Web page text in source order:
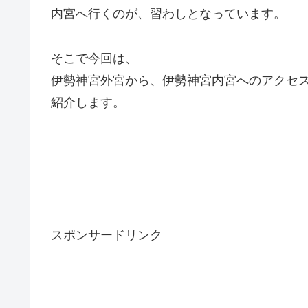
内宮へ行くのが、習わしとなっています。
そこで今回は、
伊勢神宮外宮から、伊勢神宮内宮へのアクセ
紹介します。
スポンサードリンク